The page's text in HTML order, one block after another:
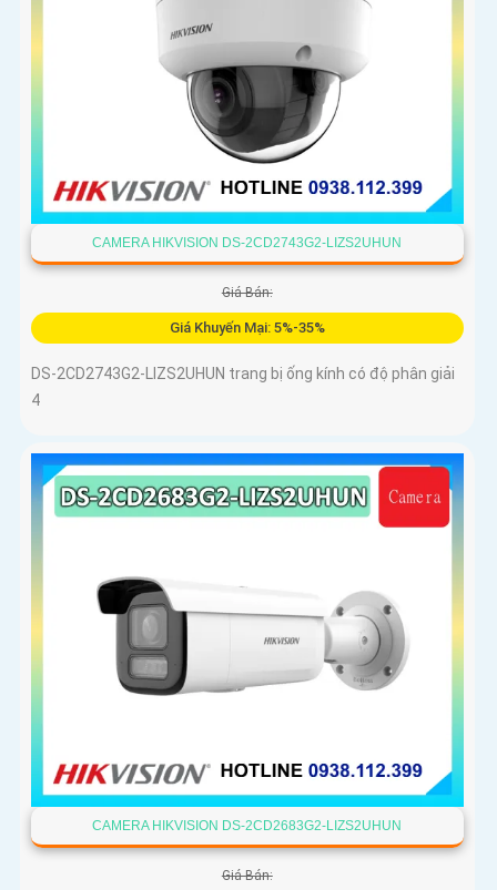
CAMERA HIKVISION DS-2CD2743G2-LIZS2UHUN
Giá Bán:
Giá Khuyến Mại: 5%-35%
DS-2CD2743G2-LIZS2UHUN trang bị ống kính có độ phân giải
4
CAMERA HIKVISION DS-2CD2683G2-LIZS2UHUN
Giá Bán: